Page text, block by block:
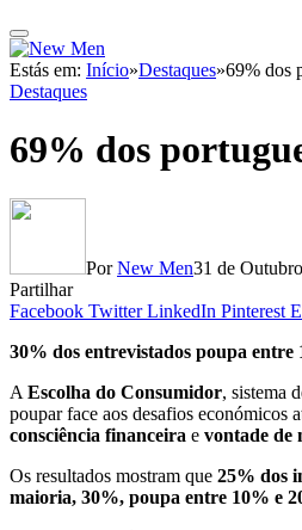
Estás em: Início»Destaques»69% dos
Destaques
69% dos
Por New Men31 de
Partilhar
Facebook Twitter LinkedIn Pinterest
30% dos entrevistados poupa entre
A Escolha do Consumidor, sistema
poupar face aos desafios económicos
consciência financeira e vontade de
Os resultados mostram que 25% dos
maioria, 30%, poupa entre 10% e